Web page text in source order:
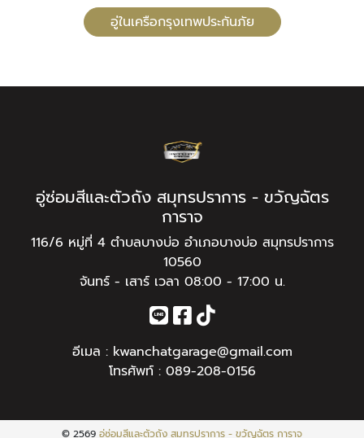
อู่ในเครือกรุงเทพประกันภัย
อู่ซ่อมสีและตัวถัง สมุทรปราการ - ขวัญฉัตร
การาจ
116/6 หมู่ที่ 4 ตำบลบางบ่อ อำเภอบางบ่อ สมุทรปราการ
10560
จันทร์ - เสาร์ เวลา 08:00 - 17:00 น.
อีเมล : kwanchatgarage@gmail.com
โทรศัพท์ : 089-208-0156
© 2569 อู่ซ่อมสีและตัวถัง สมุทรปราการ - ขวัญฉัตร การาจ